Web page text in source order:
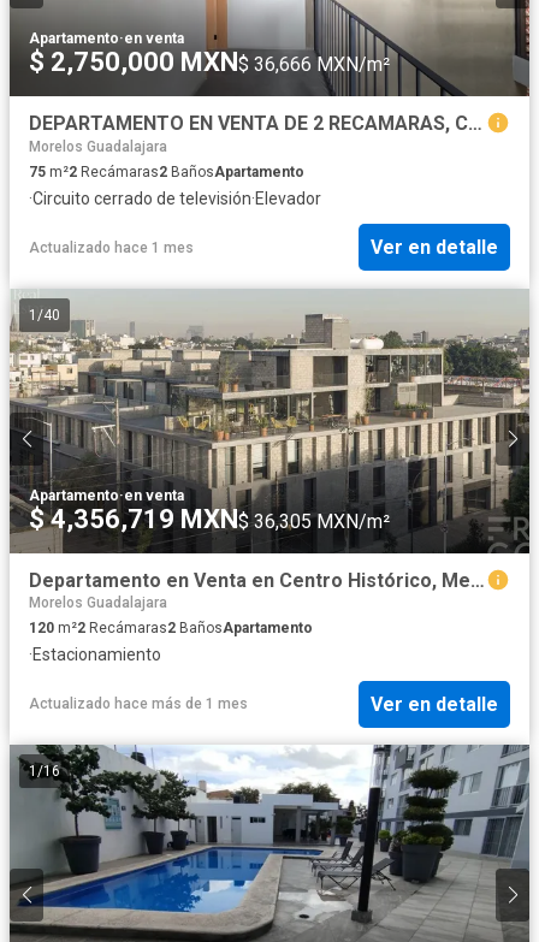
Apartamento·en venta
$ 2,750,000 MXN$ 36,666 MXN/m²
DEPARTAMENTO EN VENTA DE 2 RECAMARAS, CERCA DEL CUCEI Y PARQUE AGUA AZUL Y CALZADA INDEPENDENCIA..
Morelos Guadalajara
75 m²2 Recámaras2 BañosApartamento
·Circuito cerrado de televisión·Elevador
Actualizado hace 1 mes Ver en detalle
1 /40
Apartamento·en venta
$ 4,356,719 MXN$ 36,305 MXN/m²
Departamento en Venta en Centro Histórico, Mexicaltzingo, Guadalajara
Morelos Guadalajara
120 m²2 Recámaras2 BañosApartamento
·Estacionamiento
Actualizado hace más de 1 mes Ver en detalle
1/16